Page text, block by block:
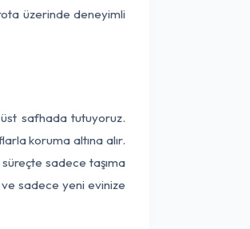
üzerinde deneyimli
safhada tutuyoruz.
koruma altına alır.
sadece taşıma
ve sadece yeni evinize